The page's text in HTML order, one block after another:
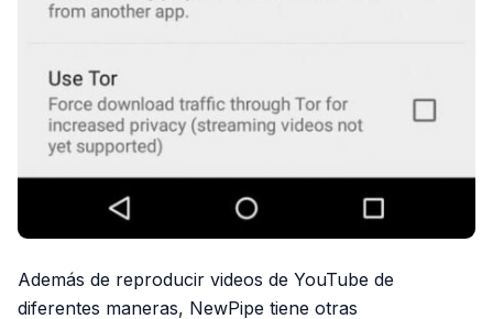
Además de reproducir videos de YouTube de
diferentes maneras, NewPipe tiene otras